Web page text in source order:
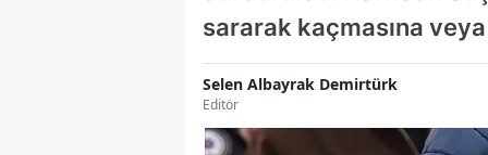
sararak kaçmasına
Selen Albayrak Demirtürk
Editör